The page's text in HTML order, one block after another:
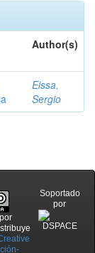
Author(s)
Eissa,
Sergio
por
Soportado
por